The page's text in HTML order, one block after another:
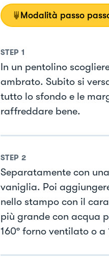
Modalità passo
STEP 1
In un pentolino
ambrato. Subito si
tutto lo sfondo e le
raffreddare bene.
STEP 2
Separatamente con
vaniglia. Poi
nello stampo con il
più grande con acqua
160º forno ventilato o a